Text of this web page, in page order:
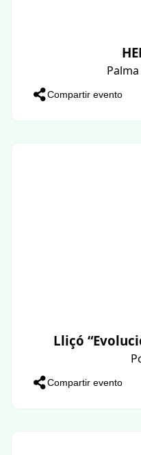
Compartir evento
Lliçó
Compartir evento